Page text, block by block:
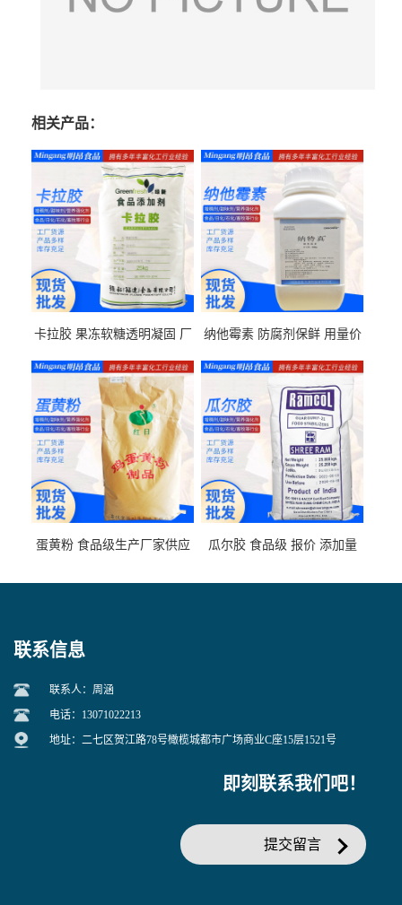
相关产品：
卡拉胶 果冻软糖透明凝固 厂
纳他霉素 防腐剂保鲜 用量价
蛋黄粉 食品级生产厂家供应 瓜尔胶 食品级 报价 添加量
联系信息
联系人：周涵
电话：13071022213
地址：二七区贺江路78号橄榄城都市广场商业C座15层1521号
即刻联系我们吧！
提交留言